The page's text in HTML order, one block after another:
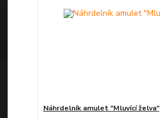
Náhrdelník amulet "Mluvící želva"